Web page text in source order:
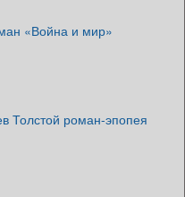
«Война и мир»
Толстой роман-эпопея